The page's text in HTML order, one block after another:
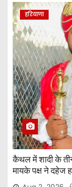
हरियाणा
कैथल में शादी के तीन
मायके पक्ष ने दहेज